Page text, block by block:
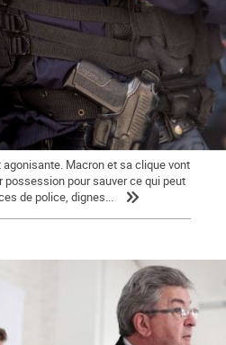
macronie.
Macron et sa clique vont
possession pour sauver ce qui peut
de police, dignes...